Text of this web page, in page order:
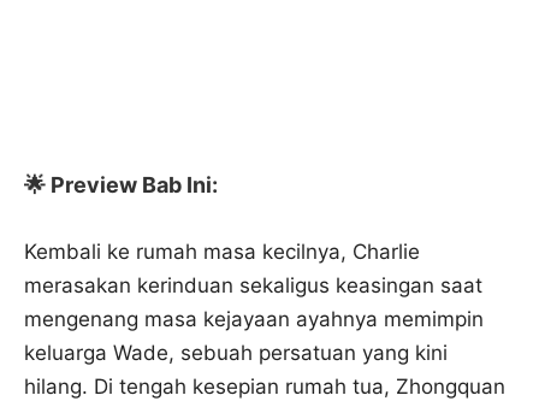
🌟 Preview Bab Ini:
Kembali ke rumah masa kecilnya, Charlie
merasakan kerinduan sekaligus keasingan saat
mengenang masa kejayaan ayahnya memimpin
keluarga Wade, sebuah persatuan yang kini
hilang. Di tengah kesepian rumah tua, Zhongquan